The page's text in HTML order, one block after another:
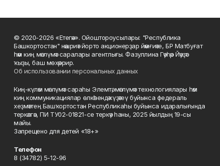
© 2020-2026 «Етегән». Ойоштороусылары: "Республика
Башкортостан" нәшриәт йорто акционерҙар йәмғиәте, БР Матбуғат
һәм киң мәғлүмәт саралары агентлығы. Фазуллина Гәүһәр Йәүҙәт
ҡыҙы, баш мөхәррир.
Об использовании персональных данных
Киң-күләм мәғлүмәт сараһы Элемтә, мәғлүмәт технологиялары һәм
киң коммуникациялар өлкәһендә күҙәтеү буйынса федераль
хеҙмәттең Башҡортостан Республикаһы буйынса идаралығында
теркәлгән, ПИ ТУ02-01821-се теркәү һаны, 2025 йылдың 19-сы
майы.
Запрещено для детей «18+»
Телефон
8 (34782) 5-12-96